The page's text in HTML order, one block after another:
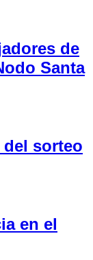
de
Santa
sorteo
en el